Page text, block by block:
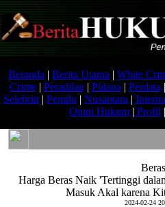
Beranda | Berita Utama | White
Crime| Peradilan | Pidana | Perdata |
Selebriti | Pemilu | Nusantara |
Opini Hukum | Profil |
Beras
Harga Beras Naik 'Tertinggi
Masuk Akal karena
2024-02-24